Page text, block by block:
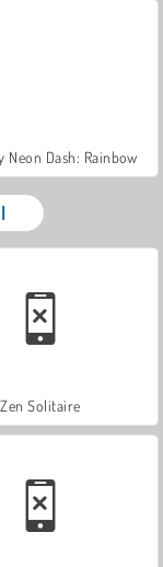
Neon Dash: Rainbow
Zen Solitaire